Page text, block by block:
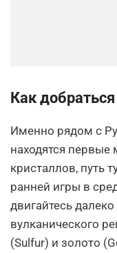
Как
Именно рядом с
находятся
кристаллов, путь
ранней игры в
двигайтесь
вулканического
(Sulfur) и золото